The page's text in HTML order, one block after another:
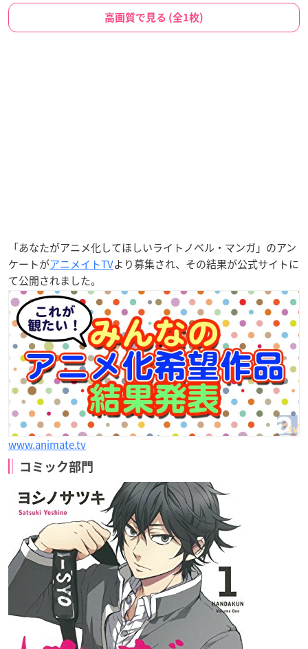
高画質で見る (全1枚)
「あなたがアニメ化してほしいライトノベル・マンガ」 のアン
ケートがアニメイトTVより募集され、その結果が公式サイトに
て公開されました。
www.animate.tv
コミック部門